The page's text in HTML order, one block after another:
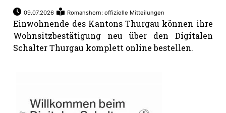
09.07.2026 Romanshorn: offizielle Mitteilungen
Einwohnende des Kantons Thurgau können ihre
Wohnsitzbestätigung neu über den Digitalen
Schalter Thurgau komplett online bestellen.